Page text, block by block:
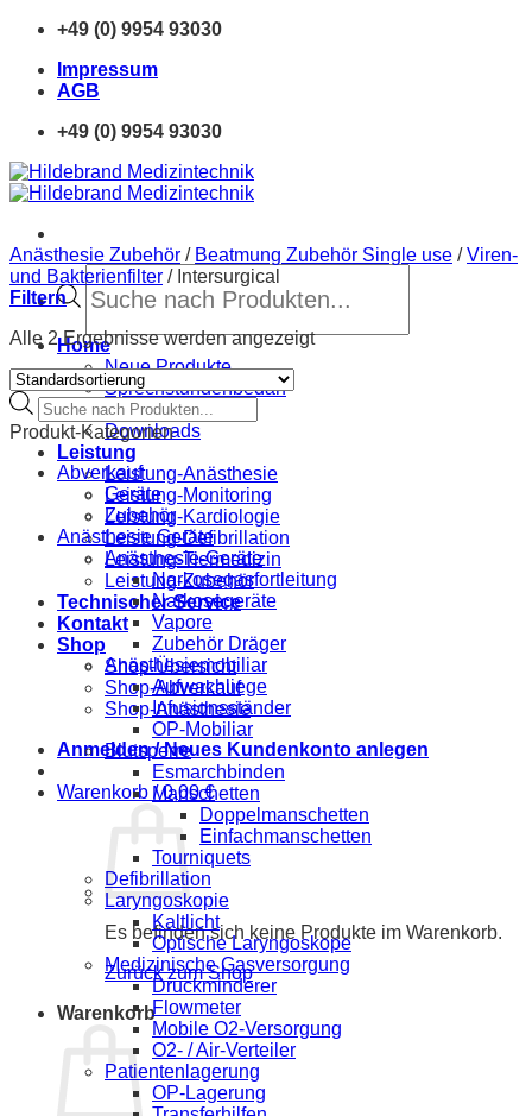
Zum
springen
+49 (0) 9954 93030
Impressum
AGB
+49 (0) 9954 93030
Products
search
Home
Neue Produkte
Sprechstundenbedarf
Finanzierung
Downloads
Leistung
Leistung-Anästhesie
Leistung-Monitoring
Leistung-Kardiologie
Leistung-Defibrillation
Leistung-Tiermedizin
Leistung-Zubehör
Technischer Service
Kontakt
Shop
Shop-Übersicht
Shop-Abverkauf
Shop-Anästhesie
Anmelden / Neues Kundenkonto anlegen
Warenkorb /0,00€
Es befinden sich keine Produkte im Warenkorb.
Zurück zum Shop
Warenkorb
Anästhesie Zubehör / Beatmung Zubehör Single use / Viren-
und Bakterienfilter /Intersurgical
Filtern
Alle 2 Ergebnisse werden angezeigt
Products
search
Produkt-Kategorien
Abverkauf
Geräte
Zubehör
Anästhesie Geräte
Anästhesie-Geräte
Narkosegasfortleitung
Narkosegeräte
Vapore
Zubehör Dräger
Anästhesiemobiliar
Aufwachliege
Infusionsständer
OP-Mobiliar
Blutsperre
Esmarchbinden
Manschetten
Doppelmanschetten
Einfachmanschetten
Tourniquets
Defibrillation
Laryngoskopie
Kaltlicht
Optische Laryngoskope
Medizinische Gasversorgung
Druckminderer
Flowmeter
Mobile O2-Versorgung
O2- / Air-Verteiler
Patientenlagerung
OP-Lagerung